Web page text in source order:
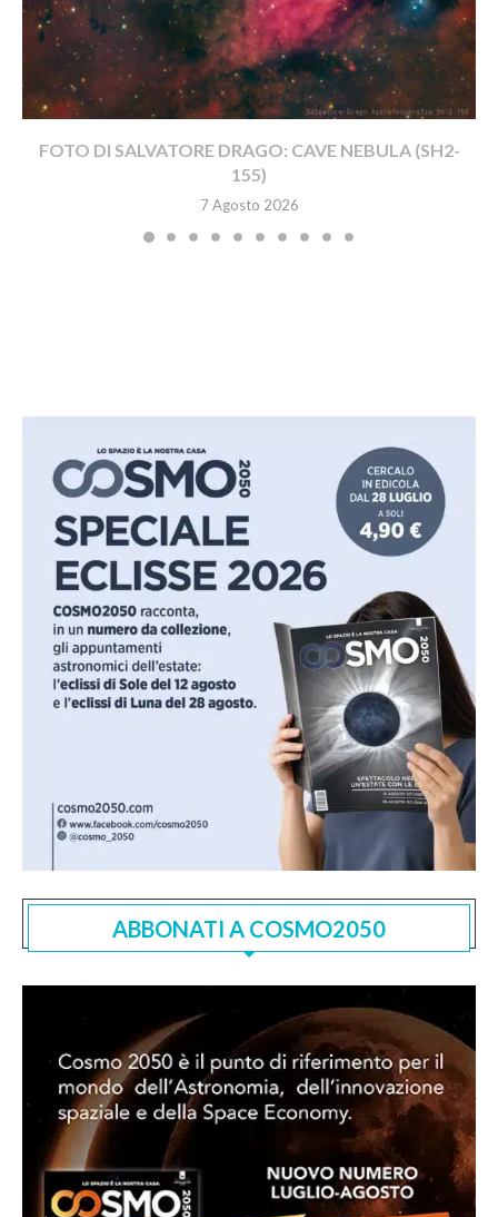
FOTO DI SALVATORE DRAGO: CAVE NEBULA (SH2-
155)
7 Agosto 2026
ABBONATI A COSMO2050